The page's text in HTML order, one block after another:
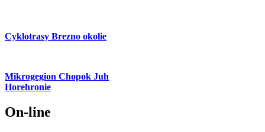
Cyklotrasy Brezno okolie
Mikrogegion Chopok Juh
Horehronie
On-line